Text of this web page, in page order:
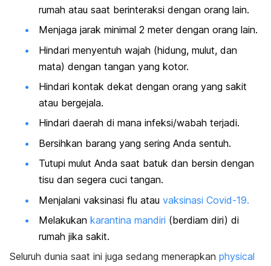
rumah atau saat berinteraksi dengan orang lain.
Menjaga jarak minimal 2 meter dengan orang lain.
Hindari menyentuh wajah (hidung, mulut, dan
mata) dengan tangan yang kotor.
Hindari kontak dekat dengan orang yang sakit
atau bergejala.
Hindari daerah di mana infeksi/wabah terjadi.
Bersihkan barang yang sering Anda sentuh.
Tutupi mulut Anda saat batuk dan bersin dengan
tisu dan segera cuci tangan.
Menjalani vaksinasi flu atau vaksinasi Covid-19.
Melakukan karantina mandiri (berdiam diri) di
rumah jika sakit.
Seluruh dunia saat ini juga sedang menerapkan physical